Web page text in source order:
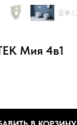
Мия 4в1